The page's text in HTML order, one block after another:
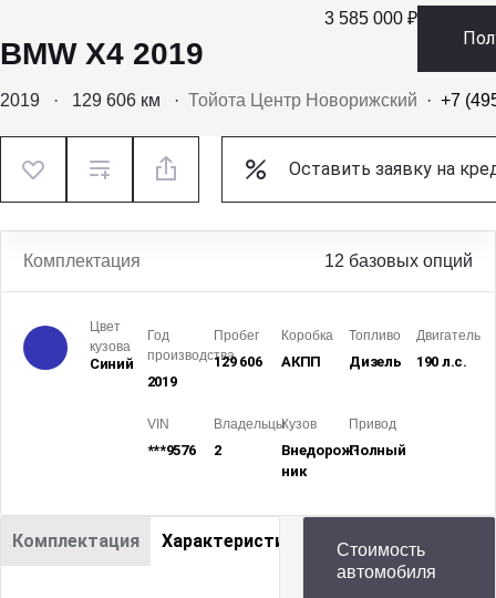
BMW X4 2019
3 585 000 ₽
2019 · 129 606 км · Тойота Центр Новорижский · +7
Оставить заявку на
Комплектация 12 базовых опций
Цвет
кузова
Синий
Год
производства
2019
Пробег
129 606
Коробка
АКПП
Топливо
Дизель
Двигатель
190 л.с.
VIN
***9576
Владельцы
2
Кузов
Внедорож­
ник
Привод
Полный
Комплектация Характеристики
Стоимость
автомобиля